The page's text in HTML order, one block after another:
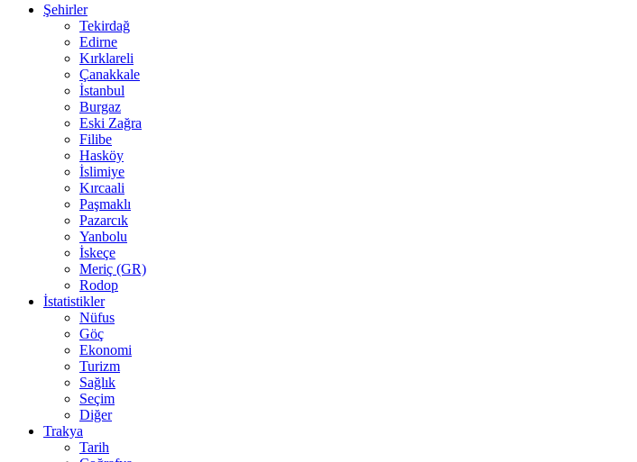
Şehirler
Tekirdağ
Edirne
Kırklareli
Çanakkale
İstanbul
Burgaz
Eski Zağra
Filibe
Hasköy
İslimiye
Kırcaali
Paşmaklı
Pazarcık
Yanbolu
İskeçe
Meriç (GR)
Rodop
İstatistikler
Nüfus
Göç
Ekonomi
Turizm
Sağlık
Seçim
Diğer
Trakya
Tarih